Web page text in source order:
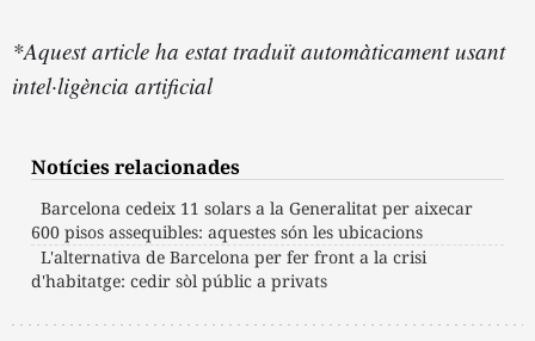
*Aquest article ha estat traduït automàticament usant
intel·ligència artificial
Notícies relacionades
Barcelona cedeix 11 solars a la Generalitat per aixecar
600 pisos assequibles: aquestes són les ubicacions
L'alternativa de Barcelona per fer front a la crisi
d'habitatge: cedir sòl públic a privats